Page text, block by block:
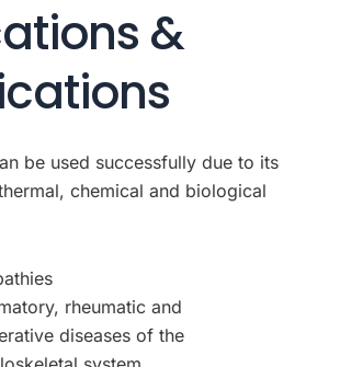
&
be used successfully due to its
chemical and biological
rheumatic and
diseases of the